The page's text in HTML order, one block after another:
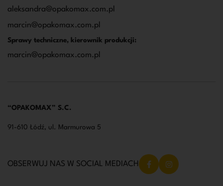
aleksandra@opakomax.com.pl
marcin@opakomax.com.pl
Sprawy techniczne, kierownik produkcji:
marcin@opakomax.com.pl
“OPAKOMAX” S.C.
91-610 Łódź, ul. Marmurowa 5
OBSERWUJ NAS W SOCIAL MEDIACH